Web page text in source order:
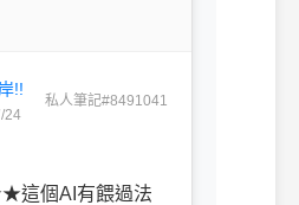
!!
24
私人筆記#8491041
這個AI有餵過法